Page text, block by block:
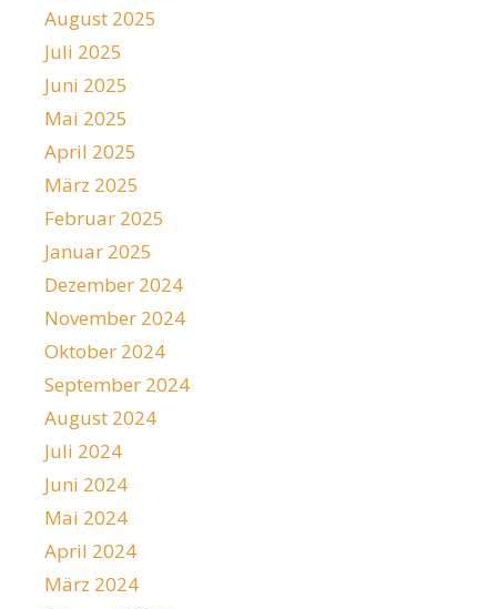
August 2025
Juli 2025
Juni 2025
Mai 2025
April 2025
März 2025
Februar 2025
Januar 2025
Dezember 2024
November 2024
Oktober 2024
September 2024
August 2024
Juli 2024
Juni 2024
Mai 2024
April 2024
März 2024